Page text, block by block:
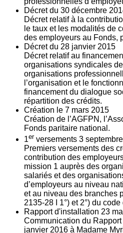
Décret du 30 décembre
Décret relatif à la
le taux et les modalités de
des employeurs au Fonds,
Décret du 28 janvier 2015
Décret relatif au
organisations syndicales
organisations
l’organisation et le
financement du dialogue
répartition des crédits.
Création le 7 mars 2015
Création de l’AGFPN,
Fonds paritaire national.
1er versements 3
Premiers versements des
contribution des
mission 1 auprès des
salariés et des
d’employeurs au niveau
et au niveau des branches
2135‐28 I 1°) et 2°) du
Rapport d'installation 23
Communication du
janvier 2016 à Madame